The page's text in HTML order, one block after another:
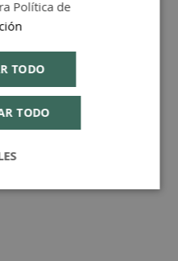
Producto
Política de
TODO
TODO